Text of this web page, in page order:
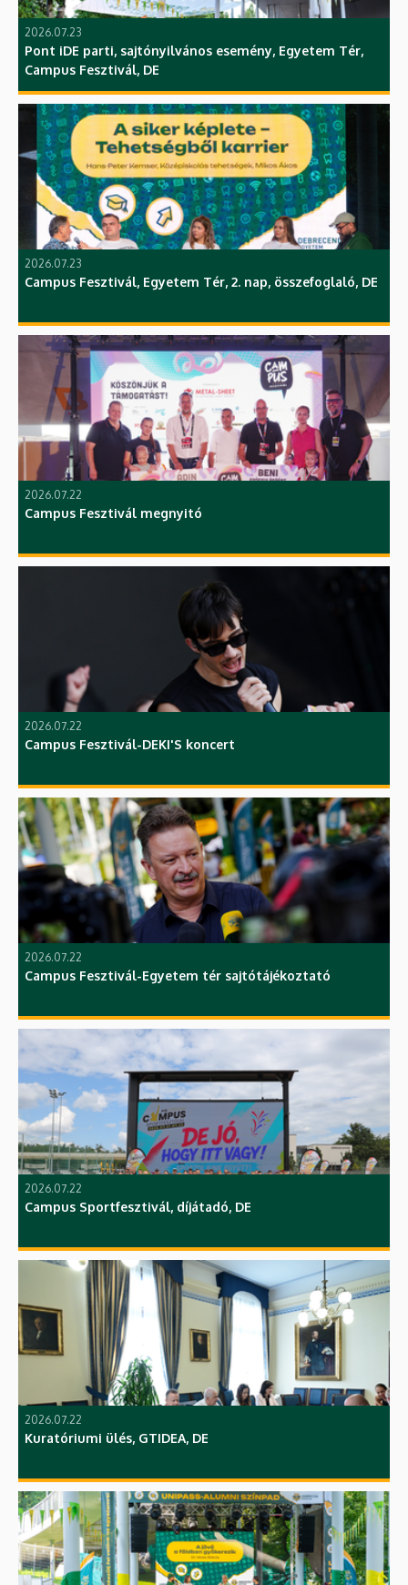
2026.07.23
Pont iDE parti, sajtónyilvános esemény, Egyetem Tér,
Campus Fesztivál, DE
2026.07.23
Campus Fesztivál, Egyetem Tér, 2. nap, összefoglaló, DE
2026.07.22
Campus Fesztivál megnyitó
2026.07.22
Campus Fesztivál-DEKI'S koncert
2026.07.22
Campus Fesztivál-Egyetem tér sajtótájékoztató
2026.07.22
Campus Sportfesztivál, díjátadó, DE
2026.07.22
Kuratóriumi ülés, GTIDEA, DE